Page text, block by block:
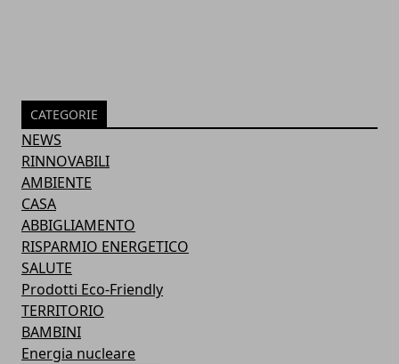
CATEGORIE
NEWS
RINNOVABILI
AMBIENTE
CASA
ABBIGLIAMENTO
RISPARMIO ENERGETICO
SALUTE
Prodotti Eco-Friendly
TERRITORIO
BAMBINI
Energia nucleare